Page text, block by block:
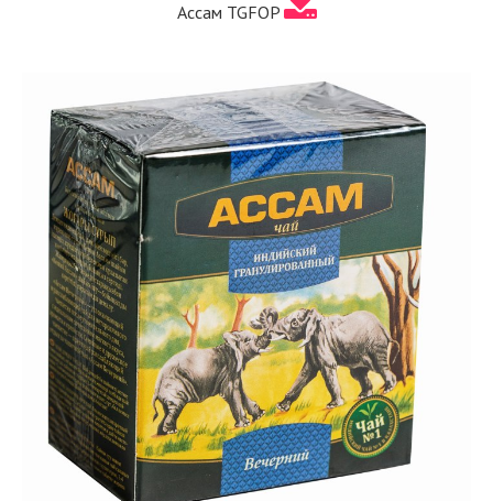
Ассам TGFOP